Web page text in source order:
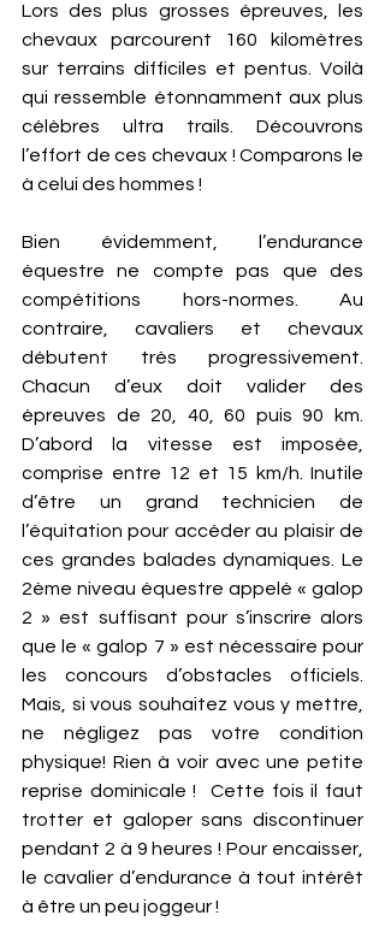
Lors des plus grosses épreuves, les
chevaux parcourent 160 kilomètres
sur terrains difficiles et pentus. Voilà
qui ressemble étonnamment aux plus
célèbres ultra trails. Découvrons
l’effort de ces chevaux ! Comparons le
à celui des hommes !
Bien évidemment, l’endurance
équestre ne compte pas que des
compétitions hors-normes. Au
contraire, cavaliers et chevaux
débutent très progressivement.
Chacun d’eux doit valider des
épreuves de 20, 40, 60 puis 90 km.
D’abord la vitesse est imposée,
comprise entre 12 et 15 km/h. Inutile
d’être un grand technicien de
l’équitation pour accéder au plaisir de
ces grandes balades dynamiques. Le
2ème niveau équestre appelé « galop
2 » est suffisant pour s’inscrire alors
que le « galop 7 » est nécessaire pour
les concours d’obstacles officiels.
Mais, si vous souhaitez vous y mettre,
ne négligez pas votre condition
physique! Rien à voir avec une petite
reprise dominicale !  Cette fois il faut
trotter et galoper sans discontinuer
pendant 2 à 9 heures ! Pour encaisser,
le cavalier d’endurance à tout intérêt
à être un peu joggeur !